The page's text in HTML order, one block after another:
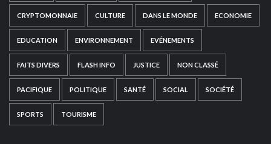
CRYPTOMONNAIE CULTURE DANS LE MONDE ECONOMIE
EDUCATION ENVIRONNEMENT EVÉNEMENTS
FAITS DIVERS FLASH INFO JUSTICE NON CLASSÉ
PACIFIQUE POLITIQUE SANTÉ SOCIAL SOCIÉTÉ
SPORTS TOURISME